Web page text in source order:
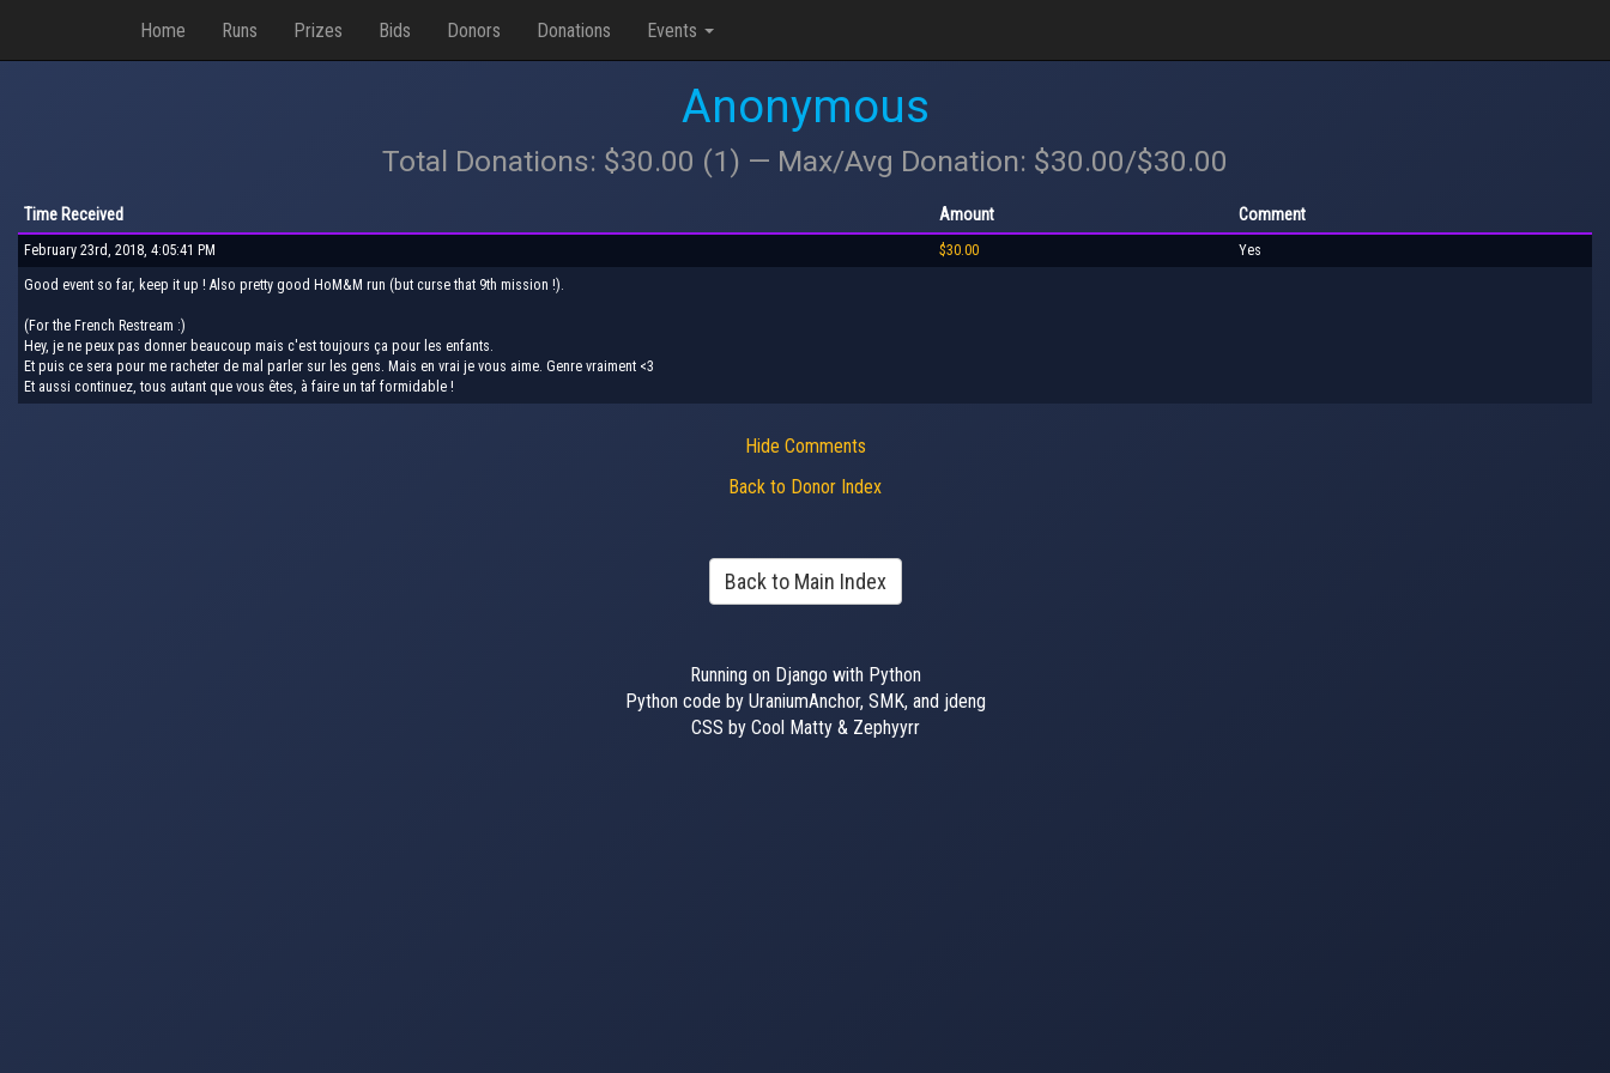
Home Runs Prizes Bids Donors Donations Events
Anonymous
Total Donations: $30.00 (1) — Max/Avg Donation: $30.00/$30.00
Time Received Amount Comment
February 23rd, 2018, 4:05:41 PM $30.00 Yes
Good event so far, keep it up ! Also pretty good HoM&M run (but curse that 9th mission !).
(For the French Restream :)
Hey, je ne peux pas donner beaucoup mais c'est toujours ça pour les enfants.
Et puis ce sera pour me racheter de mal parler sur les gens. Mais en vrai je vous aime. Genre vraiment <3
Et aussi continuez, tous autant que vous êtes, à faire un taf formidable !
Hide Comments
Back to Donor Index
Back to Main Index
Running on Django with Python
Python code by UraniumAnchor, SMK, and jdeng
CSS by Cool Matty & Zephyyrr